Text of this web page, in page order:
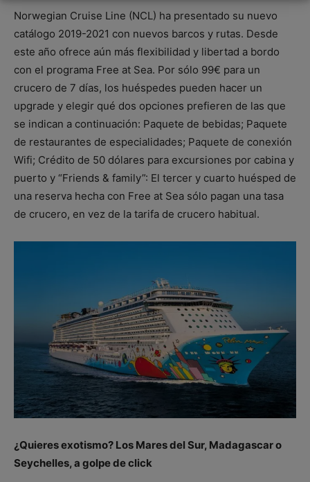
Norwegian Cruise Line (NCL) ha presentado su nuevo
catálogo 2019-2021 con nuevos barcos y rutas. Desde
este año ofrece aún más flexibilidad y libertad a bordo
con el programa Free at Sea. Por sólo 99€ para un
crucero de 7 días, los huéspedes pueden hacer un
upgrade y elegir qué dos opciones prefieren de las que
se indican a continuación: Paquete de bebidas; Paquete
de restaurantes de especialidades; Paquete de conexión
Wifi; Crédito de 50 dólares para excursiones por cabina y
puerto y “Friends & family”: El tercer y cuarto huésped de
una reserva hecha con Free at Sea sólo pagan una tasa
de crucero, en vez de la tarifa de crucero habitual.
¿Quieres exotismo? Los Mares del Sur, Madagascar o
Seychelles, a golpe de click